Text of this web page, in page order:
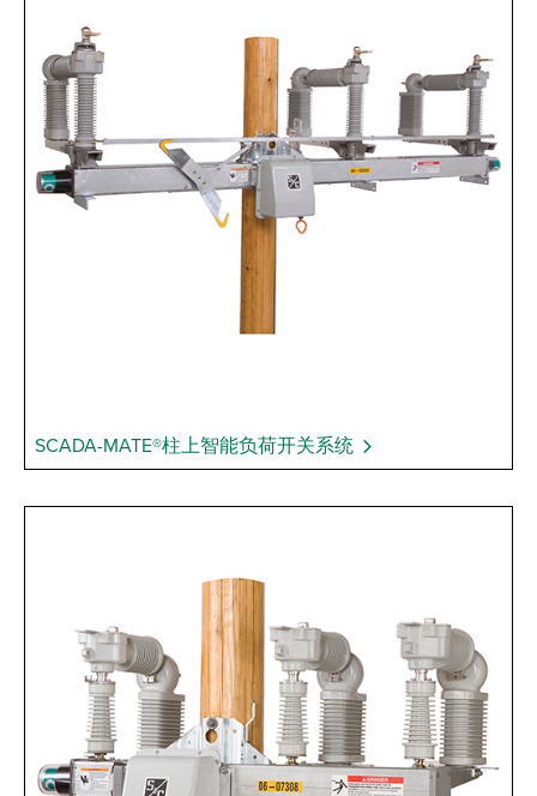
SCADA-MATE®柱上智能负荷开关系统